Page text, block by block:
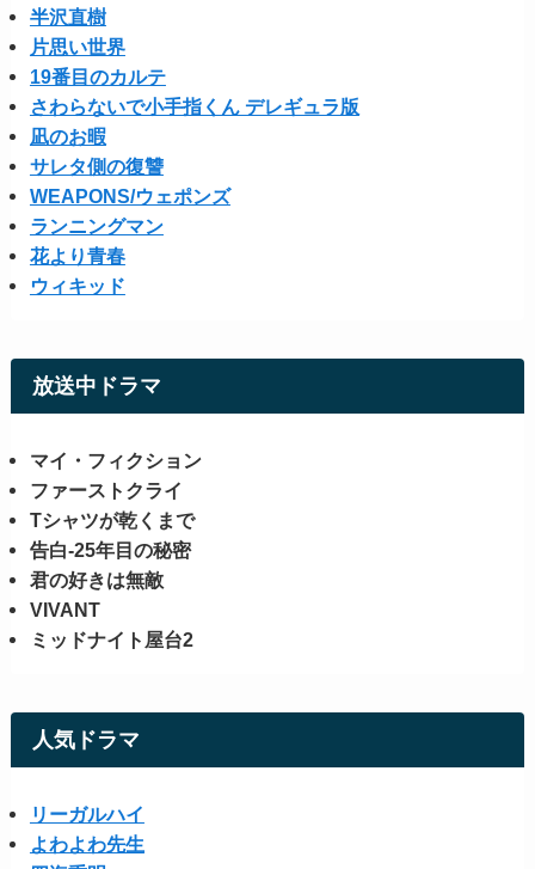
半沢直樹
片思い世界
19番目のカルテ
さわらないで小手指くん デレギュラ版
凪のお暇
サレタ側の復讐
WEAPONS/ウェポンズ
ランニングマン
花より青春
ウィキッド
放送中ドラマ
マイ・フィクション
ファーストクライ
Tシャツが乾くまで
告白-25年目の秘密
君の好きは無敵
VIVANT
ミッドナイト屋台2
人気ドラマ
リーガルハイ
よわよわ先生